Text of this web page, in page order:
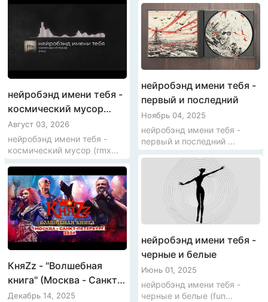
нейробэнд имени тебя -
космический мусор
(rmx)
Август 03, 2026
нейробэнд имени тебя -
космический мусор (rmx...
КняZz - "Волшебная
книга" (Москва - Санкт-
Петербург, 2024)
Декабрь 14, 2025
нейробэнд имени тебя -
первый и последний
Ноябрь 04, 2025
нейробэнд имени тебя -
первый и последний ...
нейробэнд имени тебя -
черные и белые
Июнь 01, 2025
нейробэнд имени тебя -
черные и белые (fun...